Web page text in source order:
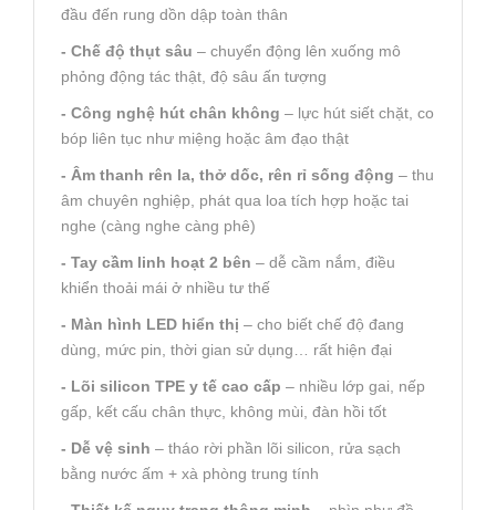
đầu đến rung dồn dập toàn thân
- Chế độ thụt sâu – chuyển động lên xuống mô
phỏng động tác thật, độ sâu ấn tượng
- Công nghệ hút chân không – lực hút siết chặt, co
bóp liên tục như miệng hoặc âm đạo thật
- Âm thanh rên la, thở dốc, rên rỉ sống động – thu
âm chuyên nghiệp, phát qua loa tích hợp hoặc tai
nghe (càng nghe càng phê)
- Tay cầm linh hoạt 2 bên – dễ cầm nắm, điều
khiển thoải mái ở nhiều tư thế
- Màn hình LED hiển thị – cho biết chế độ đang
dùng, mức pin, thời gian sử dụng… rất hiện đại
- Lõi silicon TPE y tế cao cấp – nhiều lớp gai, nếp
gấp, kết cấu chân thực, không mùi, đàn hồi tốt
- Dễ vệ sinh – tháo rời phần lõi silicon, rửa sạch
bằng nước ấm + xà phòng trung tính